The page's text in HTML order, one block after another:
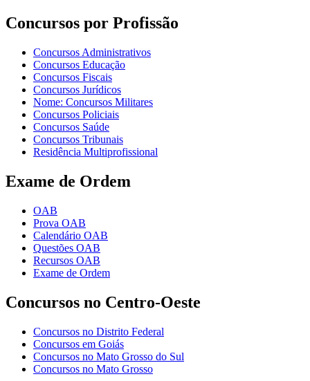
Concursos por Profissão
Concursos Administrativos
Concursos Educação
Concursos Fiscais
Concursos Jurídicos
Nome: Concursos Militares
Concursos Policiais
Concursos Saúde
Concursos Tribunais
Residência Multiprofissional
Exame de Ordem
OAB
Prova OAB
Calendário OAB
Questões OAB
Recursos OAB
Exame de Ordem
Concursos no Centro-Oeste
Concursos no Distrito Federal
Concursos em Goiás
Concursos no Mato Grosso do Sul
Concursos no Mato Grosso